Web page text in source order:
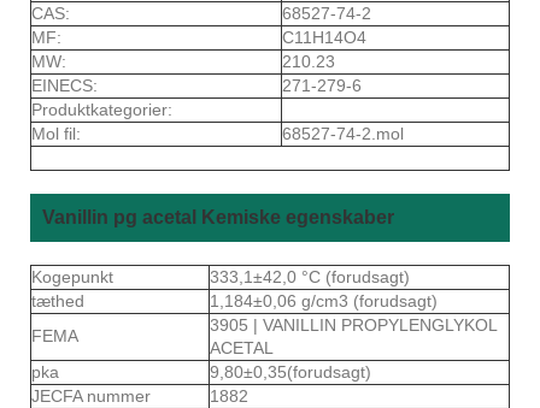
CAS:
68527-74-2
MF:
C11H14O4
MW:
210.23
EINECS:
271-279-6
Produktkategorier:
Mol fil:
68527-74-2.mol
Vanillin pg acetal Kemiske egenskaber
Kogepunkt
333,1±42,0 °C (forudsagt)
tæthed
1,184±0,06 g/cm3 (forudsagt)
FEMA
3905 | VANILLIN PROPYLENGLYKOL
ACETAL
pka
9,80±0,35(forudsagt)
JECFA nummer
1882